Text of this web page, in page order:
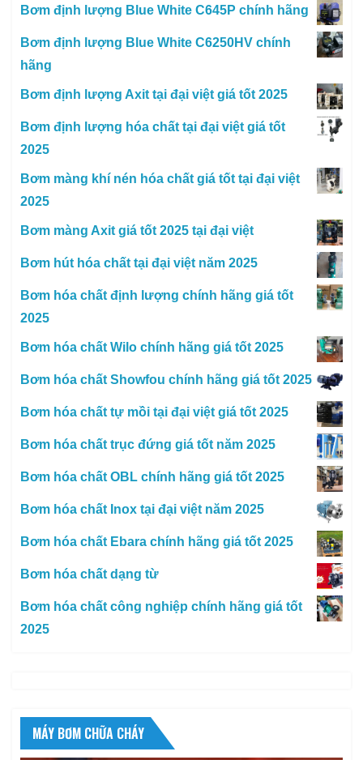
Bơm định lượng Blue White C645P chính hãng
Bơm định lượng Blue White C6250HV chính
hãng
Bơm định lượng Axit tại đại việt giá tốt 2025
Bơm định lượng hóa chất tại đại việt giá tốt
2025
Bơm màng khí nén hóa chất giá tốt tại đại việt
2025
Bơm màng Axit giá tốt 2025 tại đại việt
Bơm hút hóa chất tại đại việt năm 2025
Bơm hóa chất định lượng chính hãng giá tốt
2025
Bơm hóa chất Wilo chính hãng giá tốt 2025
Bơm hóa chất Showfou chính hãng giá tốt 2025
Bơm hóa chất tự mồi tại đại việt giá tốt 2025
Bơm hóa chất trục đứng giá tốt năm 2025
Bơm hóa chất OBL chính hãng giá tốt 2025
Bơm hóa chất Inox tại đại việt năm 2025
Bơm hóa chất Ebara chính hãng giá tốt 2025
Bơm hóa chất dạng từ
Bơm hóa chất công nghiệp chính hãng giá tốt
2025
MÁY BƠM CHỮA CHÁY